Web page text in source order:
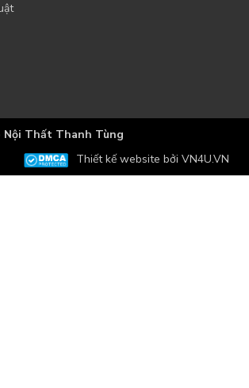
Nội Thất Thanh Tùng
Thiết kế website bởi VN4U.VN